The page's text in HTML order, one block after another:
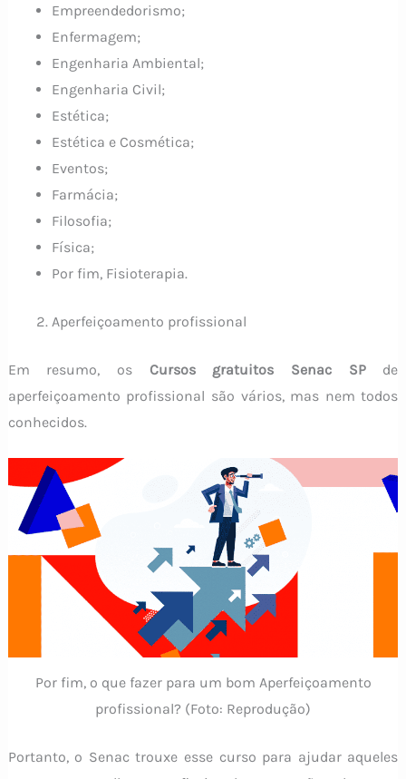
Empreendedorismo;
Enfermagem;
Engenharia Ambiental;
Engenharia Civil;
Estética;
Estética e Cosmética;
Eventos;
Farmácia;
Filosofia;
Física;
Por fim, Fisioterapia.
Aperfeiçoamento profissional
Em resumo, os Cursos gratuitos Senac SPde
aperfeiçoamento profissional são vários, mas nem todos
conhecidos.
Por fim, o que fazer para um bom Aperfeiçoamento
profissional? (Foto: Reprodução)
Portanto, o Senac trouxe esse curso para ajudar aqueles